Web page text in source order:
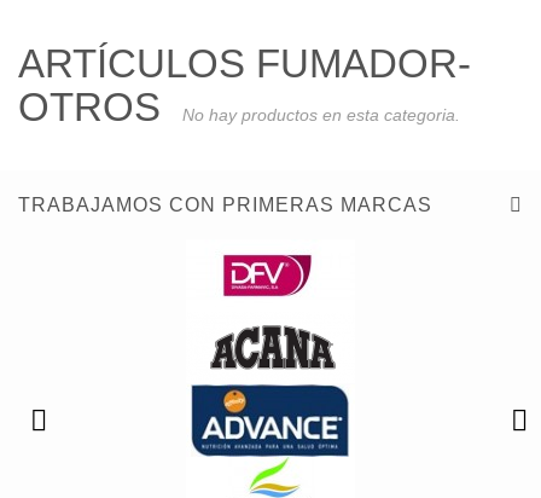
ARTÍCULOS FUMADOR-
OTROS
No hay productos en esta categoria.
TRABAJAMOS CON PRIMERAS MARCAS